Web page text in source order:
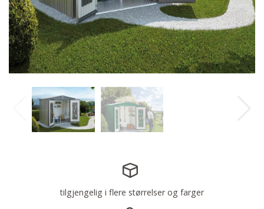
​​​​​​​
tilgjengelig i flere størrelser og farger